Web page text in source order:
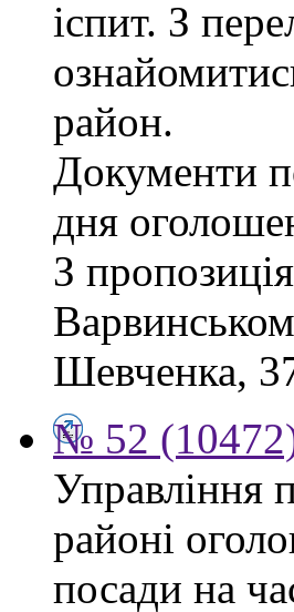
іспит. З
район.
Документи
дня
З
Шевченка,
№ 52 (10472)
Управління
районі
посади на